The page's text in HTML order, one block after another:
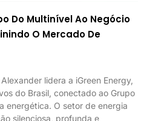
Do Multinível Ao Negócio
O Mercado De
lidera a iGreen Energy,
do Brasil, conectado ao Grupo
energética. O setor de energia
silenciosa, profunda e